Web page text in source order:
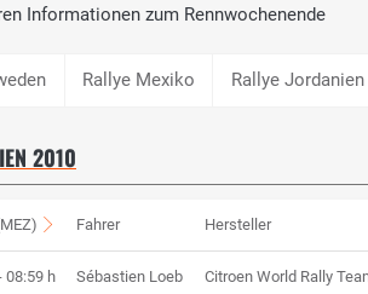
Informationen zum Rennwochenende
Rallye Mexiko Rallye Jordanien
2010
Fahrer Hersteller
08:59 h Sébastien Loeb Citroen World Rally